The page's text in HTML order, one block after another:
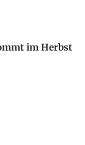
im Herbst